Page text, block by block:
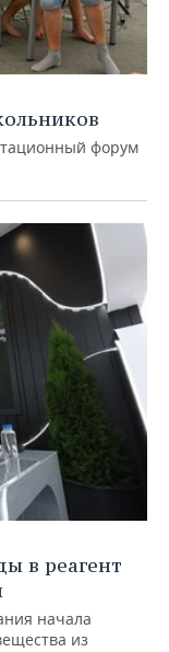
форум
в реагент
начала
из